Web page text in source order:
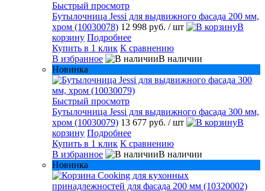
Быстрый просмотр
Бутылочница Jessi для выдвижного фасада 200 мм,
хром (10030078) 12 998 руб. / шт
В
корзину Подробнее
Купить в 1 клик К сравнению
В избранное
В наличии
Новинка
Быстрый просмотр
Бутылочница Jessi для выдвижного фасада 300 мм,
хром (10030079) 13 677 руб. / шт
В
корзину Подробнее
Купить в 1 клик К сравнению
В избранное
В наличии
Новинка